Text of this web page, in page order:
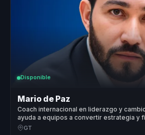
Disponible
Mario de Paz
Coach internacional en liderazgo y
ayuda a equipos a convertir estrategia y
foco y crecimiento.
GT